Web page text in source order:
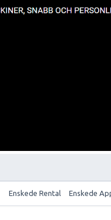
Enskede Rental Enskede